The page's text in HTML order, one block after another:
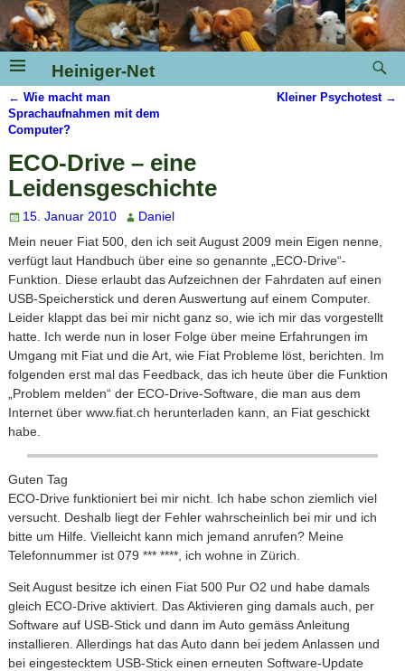
Heiniger-Net
Artikelnavigation
← Wie macht man
Sprachaufnahmen mit dem
Computer?
Kleiner Psychotest →
ECO-Drive – eine
Leidensgeschichte
15. Januar 2010
Daniel
Mein neuer Fiat 500, den ich seit August 2009 mein Eigen nenne,
verfügt laut Handbuch über eine so genannte „ECO-Drive“-
Funktion. Diese erlaubt das Aufzeichnen der Fahrdaten auf einen
USB-Speicherstick und deren Auswertung auf einem Computer.
Leider klappt das bei mir nicht ganz so, wie ich mir das vorgestellt
hatte. Ich werde nun in loser Folge über meine Erfahrungen im
Umgang mit Fiat und die Art, wie Fiat Probleme löst, berichten. Im
folgenden erst mal das Feedback, das ich heute über die Funktion
„Problem melden“ der ECO-Drive-Software, die man aus dem
Internet über www.fiat.ch herunterladen kann, an Fiat geschickt
habe.
Guten Tag
ECO-Drive funktioniert bei mir nicht. Ich habe schon ziemlich viel
versucht. Deshalb liegt der Fehler wahrscheinlich bei mir und ich
bitte um Hilfe. Vielleicht kann mich jemand anrufen? Meine
Telefonnummer ist 079 *** ****, ich wohne in Zürich.
Seit August besitze ich einen Fiat 500 Pur O2 und habe damals
gleich ECO-Drive aktiviert. Das Aktivieren ging damals auch, per
Software auf USB-Stick und dann im Auto gemäss Anleitung
installieren. Allerdings hat das Auto dann bei jedem Anlassen und
bei eingestecktem USB-Stick einen erneuten Software-Update